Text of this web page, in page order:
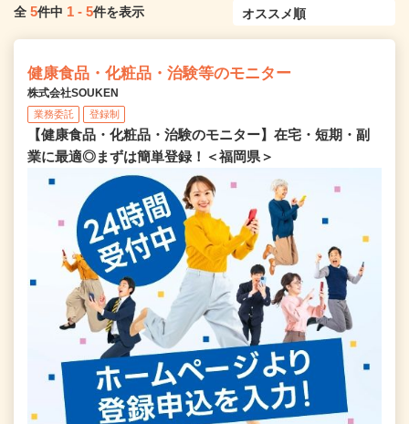
全 5件中 1 - 5件を表示
健康食品・化粧品・治験等のモニター
株式会社SOUKEN
業務委託 登録制
【健康食品・化粧品・治験のモニター】在宅・短期・副
業に最適◎まずは簡単登録！＜福岡県＞